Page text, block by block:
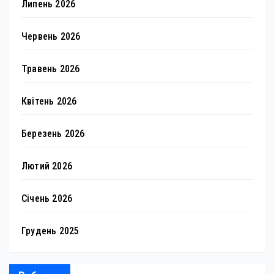
Липень 2026
Червень 2026
Травень 2026
Квітень 2026
Березень 2026
Лютий 2026
Січень 2026
Грудень 2025